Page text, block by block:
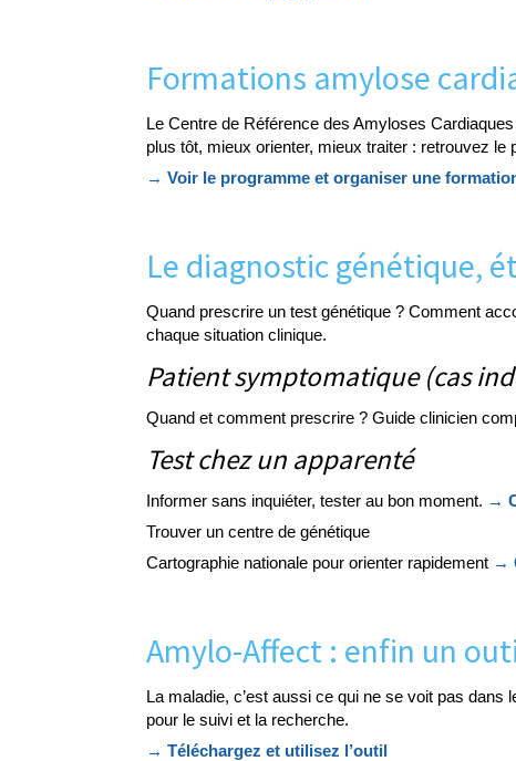
Formations amylose
Le Centre de Référence des Amyloses
plus tôt, mieux orienter, mieux traiter : retrouvez
→ Voir le programme et organiser une
Le diagnostic génétique,
Quand prescrire un test génétique ? Comment
chaque situation clinique.
Patient symptomatique (cas
Quand et comment prescrire ? Guide clinicien
Test chez un apparenté
Informer sans inquiéter, tester au bon moment. →
Trouver un centre de génétique
Cartographie nationale pour orienter rapidement →
Amylo-Affect : enfin un
La maladie, c’est aussi ce qui ne se voit pas
pour le suivi et la recherche.
→ Téléchargez et utilisez l’outil